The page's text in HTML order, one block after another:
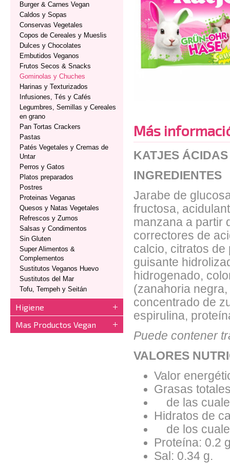
Burger & Carnes Vegan
Caldos y Sopas
Conservas Vegetales
Copos de Cereales y Mueslis
Dulces y Chocolates
Embutidos Veganos
Frutos Secos & Snacks
Gominolas y Chuches
Harinas y Texturizados
Infusiones, Tés y Cafés
Legumbres, Semillas y Cereales
en grano
Pan Tortas Crackers
Pastas
Patés Vegetales y Cremas de
Untar
Perros y Gatos
Platos preparados
Postres
Proteinas Veganas
Quesos y Natas Vegetales
Refrescos y Zumos
Salsas y Condimentos
Sin Gluten
Super Alimentos &
Complementos
Sustitutos Veganos Huevo
Sustitutos del Mar
Tofu, Tempeh y Seitán
Higiene
Mas Productos Vegan
Más
KATJES
INGREDIENTES
Jarabe de
fructosa,
manzana a partir
correctores de
calcio, citratos
guisante
hidrogenado,
(zanahoria
concentrado de
espirulina,
Puede contener
VALORES
Valor
Grasas
de las
Hidratos de
de los
Proteína: 0.2
Sal: 0.34 g.